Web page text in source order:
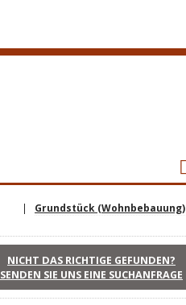
Grundstück (Wohnbebauung)
NICHT DAS RICHTIGE GEFUNDEN?
SENDEN SIE UNS EINE SUCHANFRAGE